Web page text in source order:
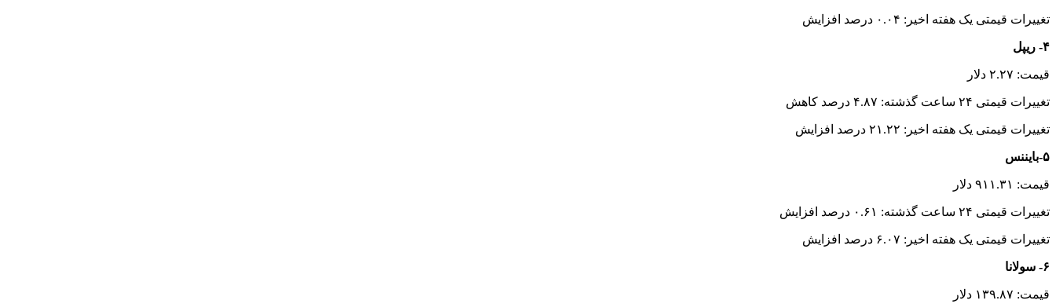
تغییرات قیمتی یک هفته اخیر: ۰.۰۴ درصد افزایش
۴- ریپل
قیمت: ۲.۲۷ دلار
تغییرات قیمتی ۲۴ ساعت گذشته: ۴.۸۷ درصد کاهش
تغییرات قیمتی یک هفته اخیر: ۲۱.۲۲ درصد افزایش
۵-بایننس
قیمت: ۹۱۱.۳۱ دلار
تغییرات قیمتی ۲۴ ساعت گذشته: ۰.۶۱ درصد افزایش
تغییرات قیمتی یک هفته اخیر: ۶.۰۷ درصد افزایش
۶- سولانا
قیمت: ۱۳۹.۸۷ دلار